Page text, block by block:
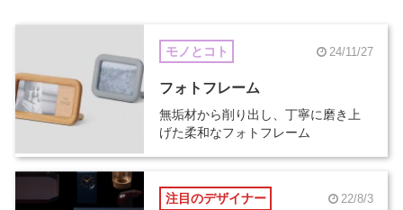
モノとコト 24/11/27
フォトフレーム
無垢材から削り出し、丁寧に磨き上
げた柔和なフォトフレーム
注目のデザイナー 22/8/3